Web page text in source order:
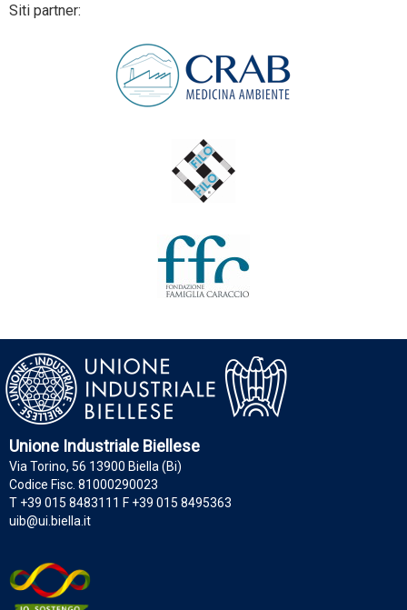
Siti partner:
Unione Industriale Biellese
Via Torino, 56 13900 Biella (Bi)
Codice Fisc. 81000290023
T +39 015 8483111 F +39 015 8495363
uib@ui.biella.it